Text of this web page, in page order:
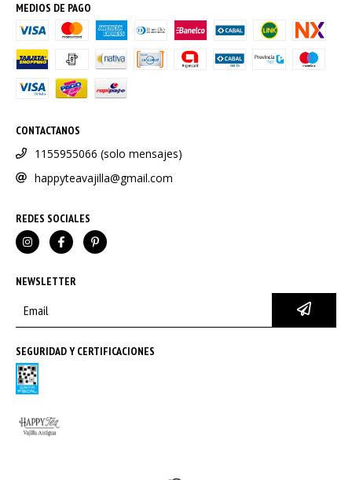
MEDIOS DE PAGO
CONTACTANOS
1155955066 (solo mensajes)
happyteavajilla@gmail.com
REDES SOCIALES
NEWSLETTER
SEGURIDAD Y CERTIFICACIONES